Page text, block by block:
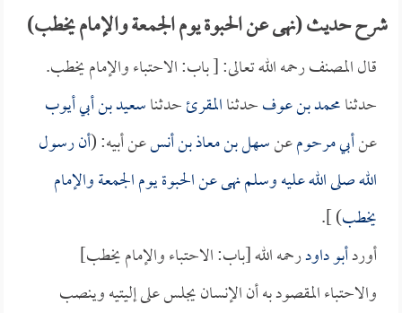
شرح حديث (نهى عن الحبوة يوم الجمعة والإمام يخطب)
قال المصنف رحمه الله تعالى: [ باب: الاحتباء والإمام يخطب.
حدثنامحمد بن عوفحدثناالمقرئحدثناسعيد بن أبي أيوب
عنأبي مرحومعنسهل بن معاذ بن أنسعن أبيه: (أن رسول
الله صلى الله عليه وسلم نهى عن الحبوة يوم الجمعة والإمام
يخطب) ].
أوردأبو داودرحمه الله [باب: الاحتباء والإمام يخطب]
والاحتباء المقصود به أن الإنسان يجلس على إليتيه وينصب